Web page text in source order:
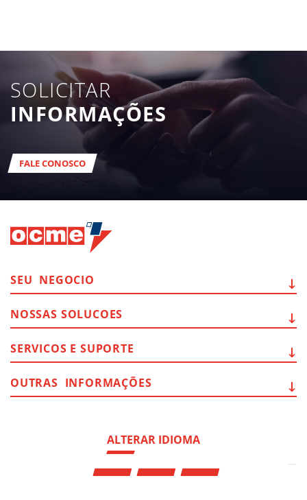
SOLICITAR
INFORMAÇÕES
FALE CONOSCO
ALTERAR IDIOMA
SEU NEGOCIO
NOSSAS SOLUCOES
SERVICOS E SUPORTE
OUTRAS INFORMAÇÕES